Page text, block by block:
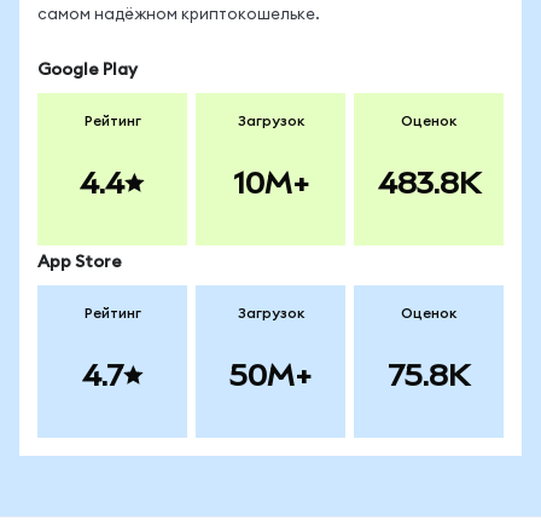
самом надёжном криптокошельке.
Google Play
Рейтинг
4.4
Загрузок
10M+
Оценок
483.8K
App Store
Рейтинг
4.7
Загрузок
50M+
Оценок
75.8K